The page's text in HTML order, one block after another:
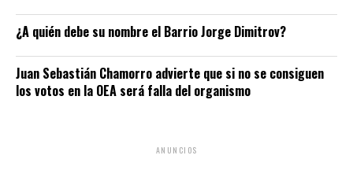
¿A quién debe su nombre el Barrio Jorge Dimitrov?
Juan Sebastián Chamorro advierte que si no se consiguen
los votos en la OEA será falla del organismo
ANUNCIOS